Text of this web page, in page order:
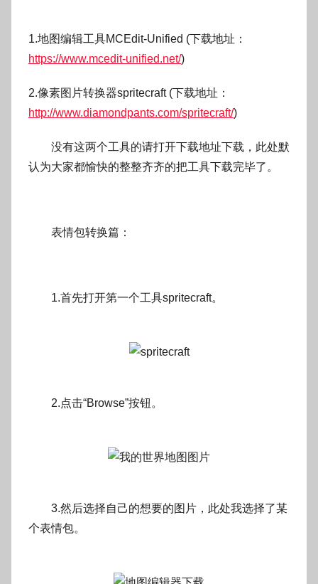
1.地图编辑工具MCEdit-Unified (下载地址：
https://www.mcedit-unified.net/)
2.像素图片转换器spritecraft (下载地址：
http://www.diamondpants.com/spritecraft/)
没有这两个工具的请打开下载地址下载，此处默
认为大家都愉快的整整齐齐的把工具下载完毕了。
表情包转换篇：
1.首先打开第一个工具spritecraft。
2.点击“Browse”按钮。
3.然后选择自己的想要的图片，此处我选择了某
个表情包。